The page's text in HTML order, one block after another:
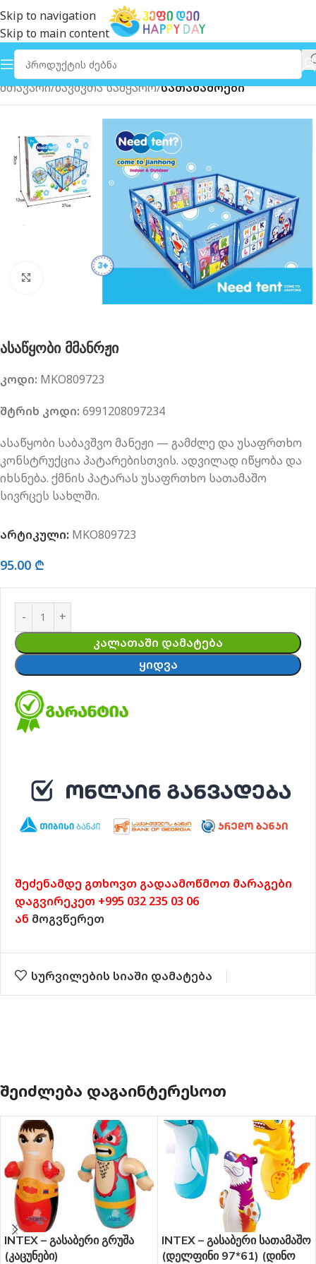
Skip to navigation
Skip to main content
მთავარი ბავშვთა სამყარო სათამაშოები
ასაწყობი მმანრჟი
კოდი: MKO809723
შტრიხ კოდი: 6991208097234
ასაწყობი საბავშვო მანეჟი — გამძლე და უსაფრთხო
კონსტრუქცია პატარებისთვის. ადვილად იწყობა და
იხსნება. ქმნის პატარას უსაფრთხო სათამაშო
სივრცეს სახლში.
არტიკული: MKO809723
95.00 ₾
ᲙᲐᲚᲐᲗᲐᲨᲘ ᲓᲐᲛᲐᲢᲔᲑᲐ
ᲧᲘᲓᲕᲐ
შეძენამდე გთხოვთ გადაამოწმოთ მარაგები
დაგვირეკეთ +995 032 235 03 06
ან მოგვწერეთ
სურვილების სიაში დამატება
ᲨᲔᲘᲫᲚᲔᲑᲐ ᲓᲐᲒᲐᲘᲜᲢᲔᲠᲔᲡᲝᲗ
INTEX – გასაბერი გრუშა
(კაცუნები)
INTEX – გასაბერი სათამაშო
(დელფინი 97*61) (დინო